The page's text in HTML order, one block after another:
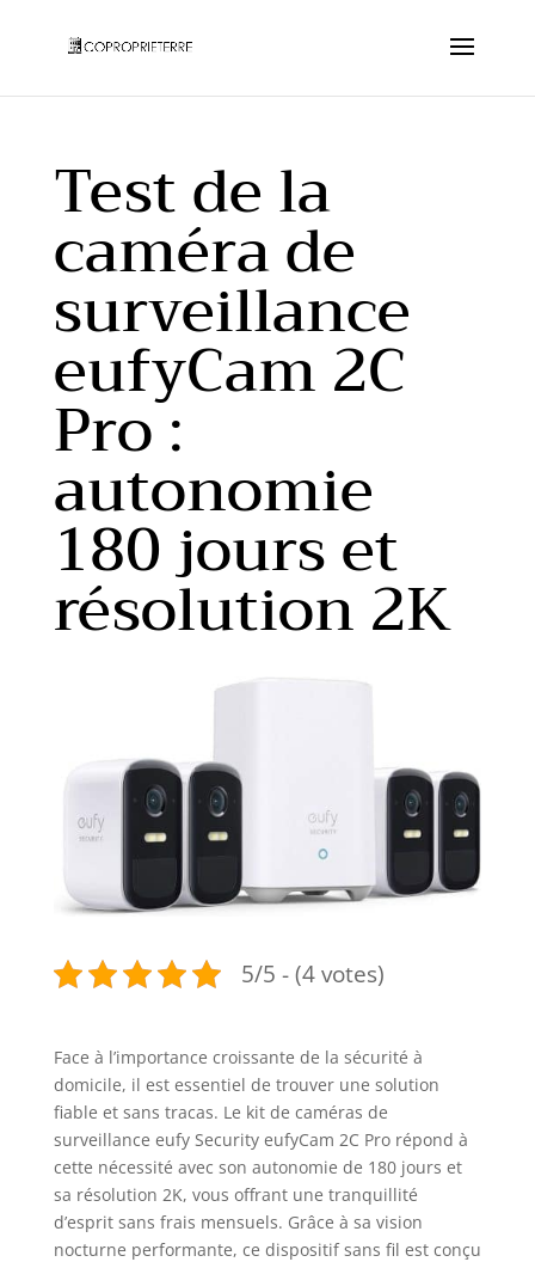
Test de la
caméra de
surveillance
eufyCam 2C
Pro :
autonomie
180 jours et
résolution 2K
5/5 - (4 votes)
Face à l’importance croissante de la sécurité à
domicile, il est essentiel de trouver une solution
fiable et sans tracas. Le kit de caméras de
surveillance eufy Security eufyCam 2C Pro répond à
cette nécessité avec son autonomie de 180 jours et
sa résolution 2K, vous offrant une tranquillité
d’esprit sans frais mensuels. Grâce à sa vision
nocturne performante, ce dispositif sans fil est conçu